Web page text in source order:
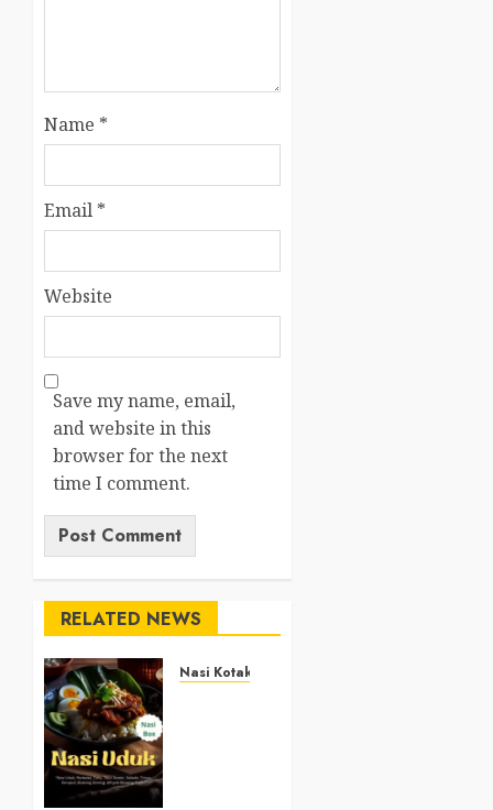
Name *
Email *
Website
Save my name, email,
and website in this
browser for the next
time I comment.
RELATED NEWS
Nasi Kotak